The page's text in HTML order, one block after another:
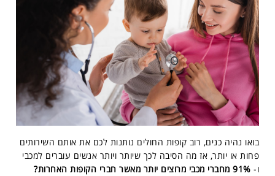
בואו נהיה כנים, רוב קופות החולים נותנות לכם את אותם השירותים
פחות או יותר, אז מה הסיבה לכך שיותר ויותר אנשים עוברים למכבי
ו- 91% מחברי מכבי מרוצים יותר מאשר חברי הקופות האחרות?